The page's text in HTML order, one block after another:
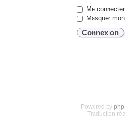
Me
Masquer
Powered by
Traduction